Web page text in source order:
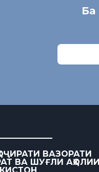
Ба
ВАЗОРАТИ
ВА ШУҒЛИ АҲОЛИИ